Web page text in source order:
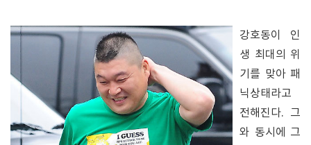
강호동이 인
생 최대의 위
기를 맞아 패
닉상태라고
전해진다. 그
와 동시에 그